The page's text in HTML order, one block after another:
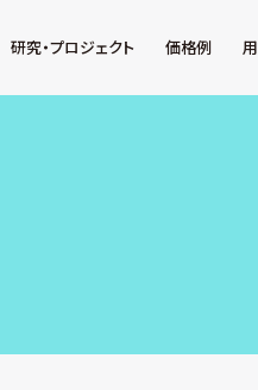
研究・プロジェクト 価格例